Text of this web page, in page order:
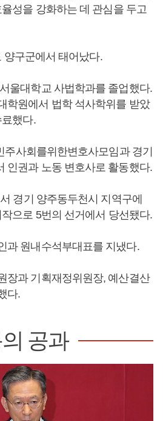
성을 강화하는 데 관심을 두고
양구군에서 태어났다.
울대학교 사법학과를 졸업했다.
학원에서 법학 석사학위를 받았
했다.
주사회를위한변호사모임과 경기
인권과 노동 변호사로 활동했다.
경기 양주동두천시 지역구에
으로 5번의 선거에서 당선됐다.
과 원내수석부대표를 지냈다.
장과 기획재정위원장, 예산결산
다.
공과